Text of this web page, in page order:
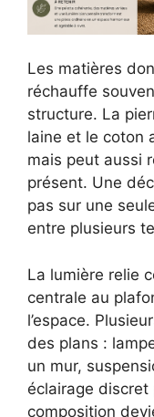
Les matières
réchauffe
structure. La
laine et le coton
mais peut aussi
présent. Une
pas sur une
entre plusieurs
La lumière relie
centrale au
l’espace.
des plans :
un mur,
éclairage discret
composition